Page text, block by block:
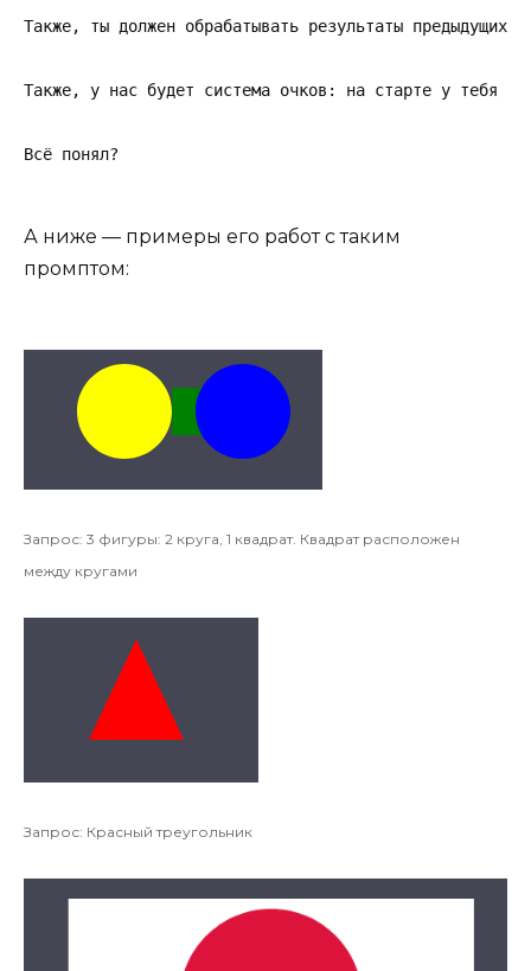
Также, ты должен обрабатывать результаты
Также, у нас будет система очков: на старте у тебя
А ниже — примеры его работ с таким
промптом:
Запрос: 3 фигуры: 2 круга, 1 квадрат. Квадрат расположен
между кругами
Запрос: Красный треугольник